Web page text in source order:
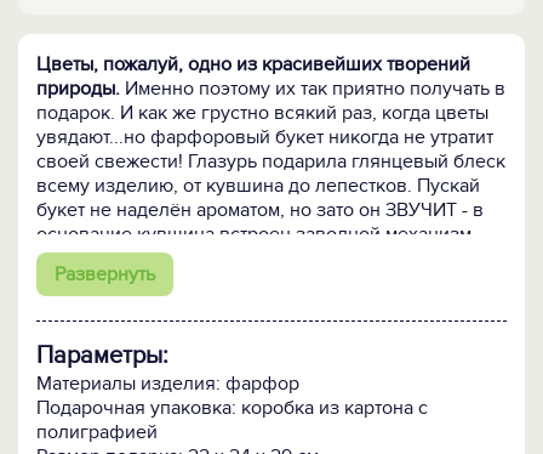
Цветы, пожалуй, одно из красивейших творений
природы. Именно поэтому их так приятно получать в
подарок. И как же грустно всякий раз, когда цветы
увядают...но фарфоровый букет никогда не утратит
своей свежести! Глазурь подарила глянцевый блеск
всему изделию, от кувшина до лепестков. Пускай
букет не наделён ароматом, но зато он ЗВУЧИТ - в
основание кувшина встроен заводной механизм,
приводящий в действие мелодию. Такой
изысканный интерьерный аксессуар будет
Букет в музыкальной композиции "Земная красота"и
правда простоит долго,летом и зимой напоминая о
теплых временах, когда в саду распускаются цветы.
Такой букет – не мгновенное свидетельство любви
Развернуть
Параметры:
Материалы изделия: фарфор
Подарочная упаковка: коробка из картона с
полиграфией